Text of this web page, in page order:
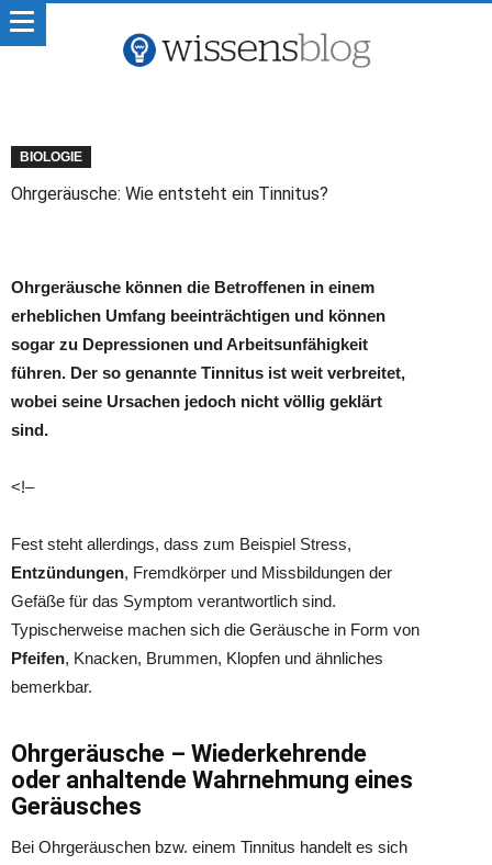
BIOLOGIE
Ohrgeräusche: Wie entsteht ein Tinnitus?
Ohrgeräusche können die Betroffenen in einem
erheblichen Umfang beeinträchtigen und können
sogar zu Depressionen und Arbeitsunfähigkeit
führen. Der so genannte Tinnitus ist weit verbreitet,
wobei seine Ursachen jedoch nicht völlig geklärt
sind.
<!–
Fest steht allerdings, dass zum Beispiel Stress,
Entzündungen, Fremdkörper und Missbildungen der
Gefäße für das Symptom verantwortlich sind.
Typischerweise machen sich die Geräusche in Form von
Pfeifen, Knacken, Brummen, Klopfen und ähnliches
bemerkbar.
Ohrgeräusche – Wiederkehrende
oder anhaltende Wahrnehmung eines
Geräusches
Bei Ohrgeräuschen bzw. einem Tinnitus handelt es sich